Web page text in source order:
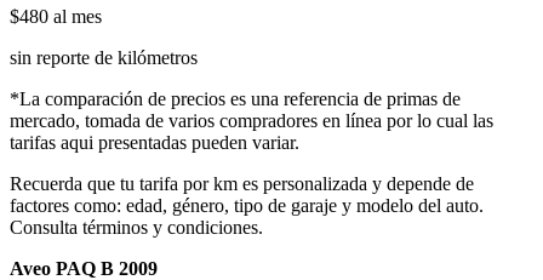
$480 al mes
sin reporte de kilómetros
*La comparación de precios es una referencia de primas de
mercado, tomada de varios compradores en línea por lo cual las
tarifas aqui presentadas pueden variar.
Recuerda que tu tarifa por km es personalizada y depende de
factores como: edad, género, tipo de garaje y modelo del auto.
Consulta términos y condiciones.
Aveo PAQ B 2009